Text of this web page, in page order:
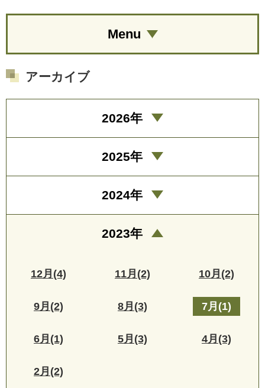
Menu
アーカイブ
2026年
2025年
2024年
2023年
12月(4) 11月(2) 10月(2)
9月(2) 8月(3) 7月(1)
6月(1) 5月(3) 4月(3)
2月(2)